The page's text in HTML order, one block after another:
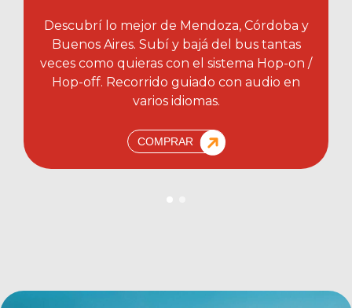
Descubrí lo mejor de Mendoza, Córdoba y
Buenos Aires. Subí y bajá del bus tantas
veces como quieras con el sistema Hop-on /
Hop-off. Recorrido guiado con audio en
varios idiomas.
COMPRAR